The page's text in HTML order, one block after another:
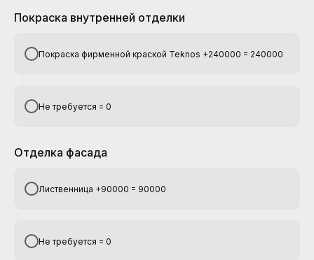
Покраска внутренней отделки
Покраска фирменной краской Teknos +240000 = 240000
Не требуется = 0
Отделка фасада
Лиственница +90000 = 90000
Не требуется = 0